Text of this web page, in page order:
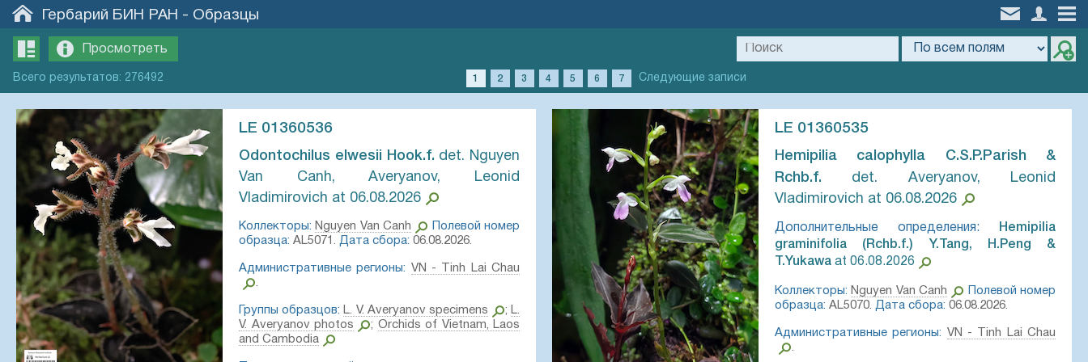
Гербарий БИН РАН - Образцы
Просмотреть
Всего результатов: 276492 1 2 3 4 5 6 7 Следующие записи
LE 01360536
Odontochilus elwesii Hook.f.⁣ det. Nguyen
Van Canh, Averyanov, Leonid
Vladimirovich at 06.08.2026
Коллекторы: Nguyen Van Canh
Полевой номер
образца: AL5071. Дата сбора: 06.08.2026.
Административные регионы: VN - Tinh Lai Chau
.
Группы образцов: L. V. Averyanov specimens ; L.
V. Averyanov photos
; Orchids of Vietnam, Laos
and Cambodia
LE 01360535
Hemipilia calophylla C.S.P.Parish &
Rchb.f.⁣ det. Averyanov, Leonid
Vladimirovich at 06.08.2026
Дополнительные определения:
Hemipilia
graminifolia (Rchb.f.) Y.Tang, H.Peng &
T.Yukawa⁣ at 06.08.2026
Коллекторы: Nguyen Van Canh
Полевой номер
образца: AL5070. Дата сбора: 06.08.2026.
Административные регионы: VN - Tinh Lai Chau
.